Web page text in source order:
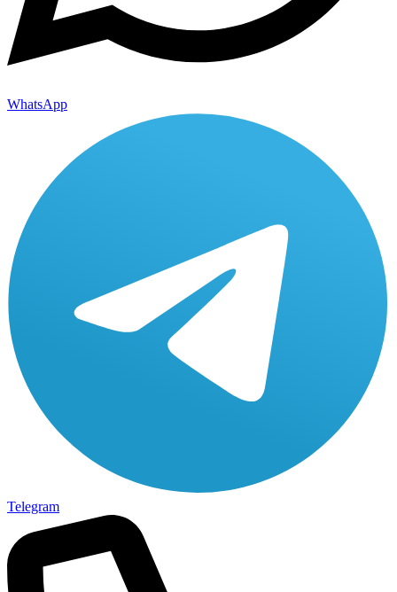
WhatsApp
Telegram